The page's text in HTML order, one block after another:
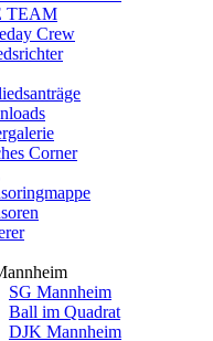
TEAM
Crew
Corner
SG Mannheim
Ball im Quadrat
DJK Mannheim